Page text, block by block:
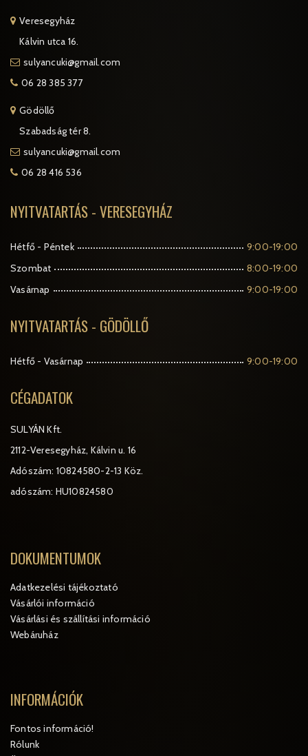
Veresegyház
Kálvin utca 16.
sulyancuki@gmail.com
06 28 385 377
Gödöllő
Szabadság tér 8.
sulyancuki@gmail.com
06 28 416 536
NYITVATARTÁS - VERESEGYHÁZ
Hétfő - Péntek
9:00-19:00
Szombat
8:00-19:00
Vasárnap
9:00-19:00
NYITVATARTÁS - GÖDÖLLŐ
Hétfő - Vasárnap 9:00-19:00
CÉGADATOK
SULYÁN Kft.
2112-Veresegyház, Kálvin u. 16
Adószám: 10824580-2-13 Köz.
adószám: HU10824580
DOKUMENTUMOK
Adatkezelési tájékoztató
Vásárlói információ
Vásárlási és szállítási információ
Webáruház
INFORMÁCIÓK
Fontos információ!
Rólunk